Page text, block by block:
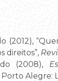
(2012),
direitos”,
(2008),
Porto Alegre: